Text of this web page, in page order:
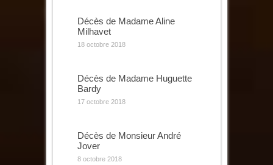
Décès de Madame Aline
Milhavet
18 octobre 2018
Décès de Madame Huguette
Bardy
17 octobre 2018
Décès de Monsieur André
Jover
8 octobre 2018